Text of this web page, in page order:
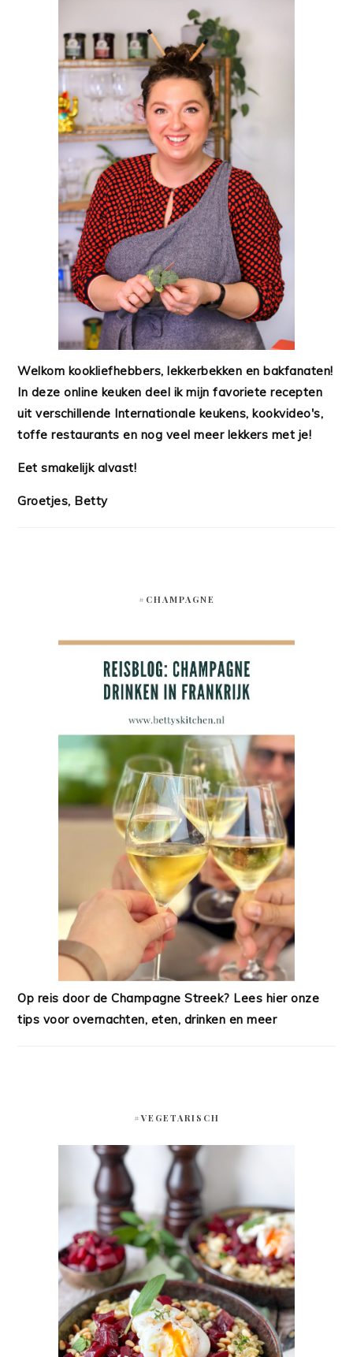
Welkom kookliefhebbers, lekkerbekken en bakfanaten!
In deze online keuken deel ik mijn favoriete recepten
uit verschillende Internationale keukens, kookvideo's,
toffe restaurants en nog veel meer lekkers met je!
Eet smakelijk alvast!
Groetjes, Betty
#CHAMPAGNE
Op reis door de Champagne Streek? Lees hier onze
tips voor overnachten, eten, drinken en meer
#VEGETARISCH